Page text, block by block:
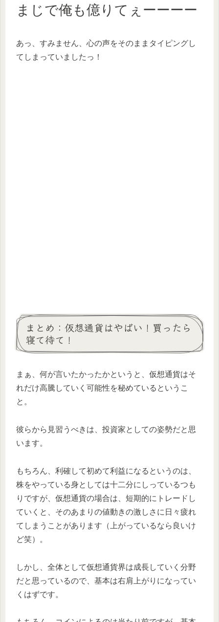
まじで俺も億りてぇーーーー
あっ、すみません、心の声をそのままタイピングし
てしまっていましたっ！
まとめ：仮想通貨はやばい！買ったら
寝て待て！
まぁ、何が言いたかったかというと、仮想通貨はそ
れだけ高騰していく可能性を秘めているというこ
と。
彼らから見習うべきは、投資家としての姿勢だと思
います。
もちろん、利確して初めて利益になるというのは、
株をやっている身としては十二分にしっているつも
りですが、仮想通貨の場合は、短期的にトレードし
ていくと、そのあまりの値動きの激しさに日々疲れ
てしまうことがあります（上がっているなら良いけ
ど笑）。
しかし、全体として仮想通貨界は成長していく分野
だと思っているので、基本は右肩上がりになってい
くはずです。